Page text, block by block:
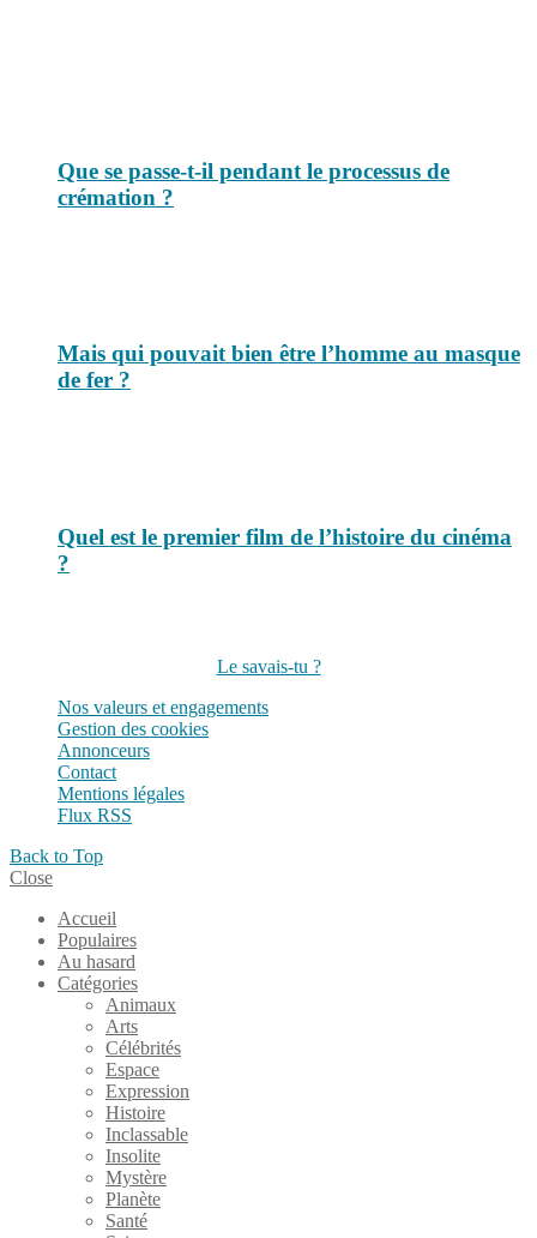
Que se passe-t-il pendant le processus de
crémation ?
Mais qui pouvait bien être l’homme au masque
de fer ?
Quel est le premier film de l’histoire du cinéma
?
Le savais-tu ?
Nos valeurs et engagements
Gestion des cookies
Annonceurs
Contact
Mentions légales
Flux RSS
Back to Top
Close
Accueil
Populaires
Au hasard
Catégories
Animaux
Arts
Célébrités
Espace
Expression
Histoire
Inclassable
Insolite
Mystère
Planète
Santé